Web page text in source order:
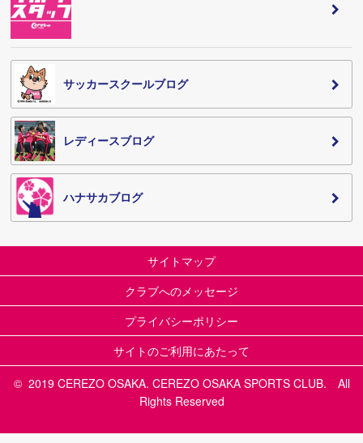
サッカースクールブログ
レディースブログ
ハナサカブログ
サイトマップ
クラブへのメッセージ
プライバシーポリシー
サイトのご利用にあたって
© 2019 CEREZO OSAKA. CEREZO OSAKA SPORTS CLUB. All
Rights Reserved